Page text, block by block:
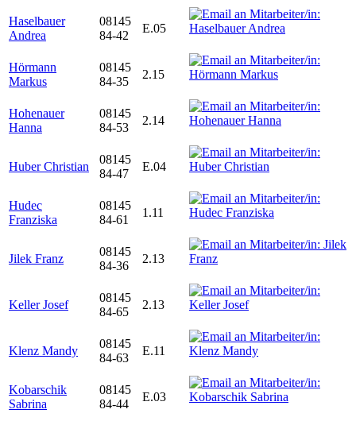
Haselbauer
Andrea
08145
84-42
E.05
Hörmann
Markus
08145
84-35
2.15
Hohenauer
Hanna
08145
84-53
2.14
Huber Christian
08145
84-47
E.04
Hudec
Franziska
08145
84-61
1.11
Jilek Franz
08145
84-36
2.13
Keller Josef
08145
84-65
2.13
Klenz Mandy
08145
84-63
E.11
Kobarschik
Sabrina
08145
84-44
E.03